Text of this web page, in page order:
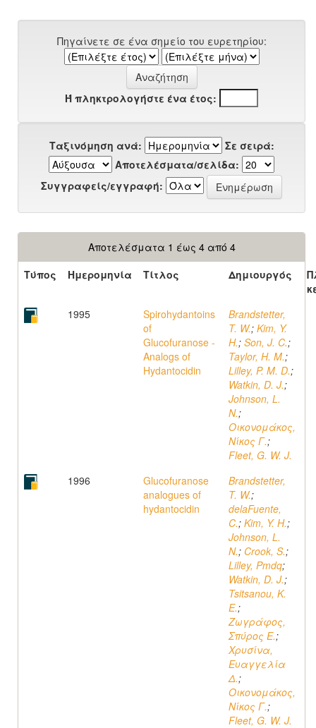
Πηγαίνετε σε ένα σημείο του ευρετηρίου:
Ή πληκτρολογήστε ένα έτος:
Ταξινόμηση ανά:
Σε σειρά:
Αποτελέσματα/σελίδα:
Συγγραφείς/εγγραφή:
Αποτελέσματα 1 έως 4 από 4
Τύπος
Ημερομηνία Τίτλος Δημιουργός
1995
Spirohydantoins
of
Glucofuranose -
Analogs of
Hydantocidin
Brandstetter,
T. W.; Kim, Y.
H.; Son, J. C.;
Taylor, H. M.;
Lilley, P. M. D.;
Watkin, D. J.;
Johnson, L.
N.;
Οικονομάκος,
Νίκος Γ.;
Fleet, G. W. J.
1996
Glucofuranose
analogues of
hydantocidin
Brandstetter,
T. W.;
delaFuente,
C.; Kim, Y. H.;
Johnson, L.
N.; Crook, S.;
Lilley, Pmdq;
Watkin, D. J.;
Tsitsanou, K.
E.;
Ζωγράφος,
Σπύρος Ε.;
Χρυσίνα,
Ευαγγελία
Δ.;
Οικονομάκος,
Νίκος Γ.;
Fleet, G. W. J.